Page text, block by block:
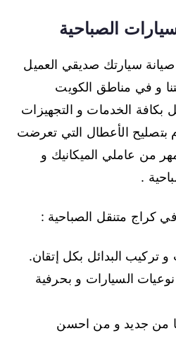
الصباحية
صيانة سيارتك صديقي العميل
و في مناطق الكويت
بكافة الخدمات و التجهيزات
الأعطال التي تعرضت
من عاملي الميكانيك و
.
كراج متنقل الصباحية :
تركيب البدائل بكل إتقان.
السيارات و بحرفية
من جديد و من احسن